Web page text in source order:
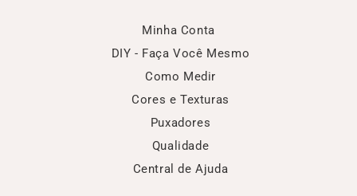
Minha Conta
DIY - Faça Você Mesmo
Como Medir
Cores e Texturas
Puxadores
Qualidade
Central de Ajuda